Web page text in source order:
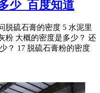
少_百度知道
脱硫石膏的密度 5 水泥里
粉 大概的密度是多少？ 还
？ 17 脱硫石膏粉的密度